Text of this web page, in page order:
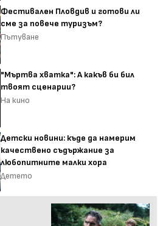
Фестивален Пловдив и готови ли
сме за повече туризъм?
Пътуване
"Мъртва хватка": А какъв би бил
твоят сценарии?
На кино
Детски новини: къде да намерим
качествено съдържание за
любопитните малки хора
Детето